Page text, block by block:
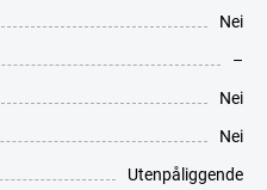
Nei
–
Nei
Nei
Utenpåliggende